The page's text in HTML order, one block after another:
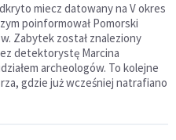
miecz datowany na V okres
poinformował Pomorski
Zabytek został znaleziony
detektorystę Marcina
archeologów. To kolejne
gdzie już wcześniej natrafiano